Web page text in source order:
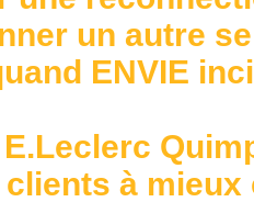
un autre
ENVIE
à